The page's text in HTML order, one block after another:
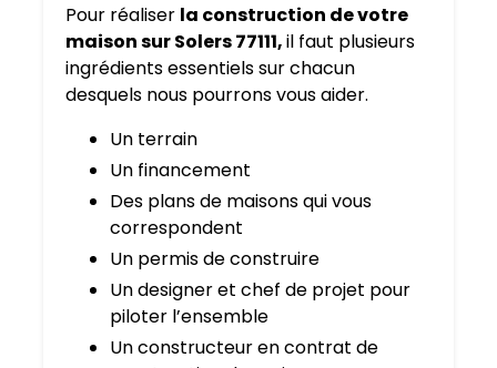
Pour réaliser la construction de votre
maison sur Solers 77111,il faut plusieurs
ingrédients essentiels sur chacun
desquels nous pourrons vous aider.
Un terrain
Un financement
Des plans de maisons qui vous
correspondent
Un permis de construire
Un designer et chef de projet pour
piloter l’ensemble
Un constructeur en contrat de